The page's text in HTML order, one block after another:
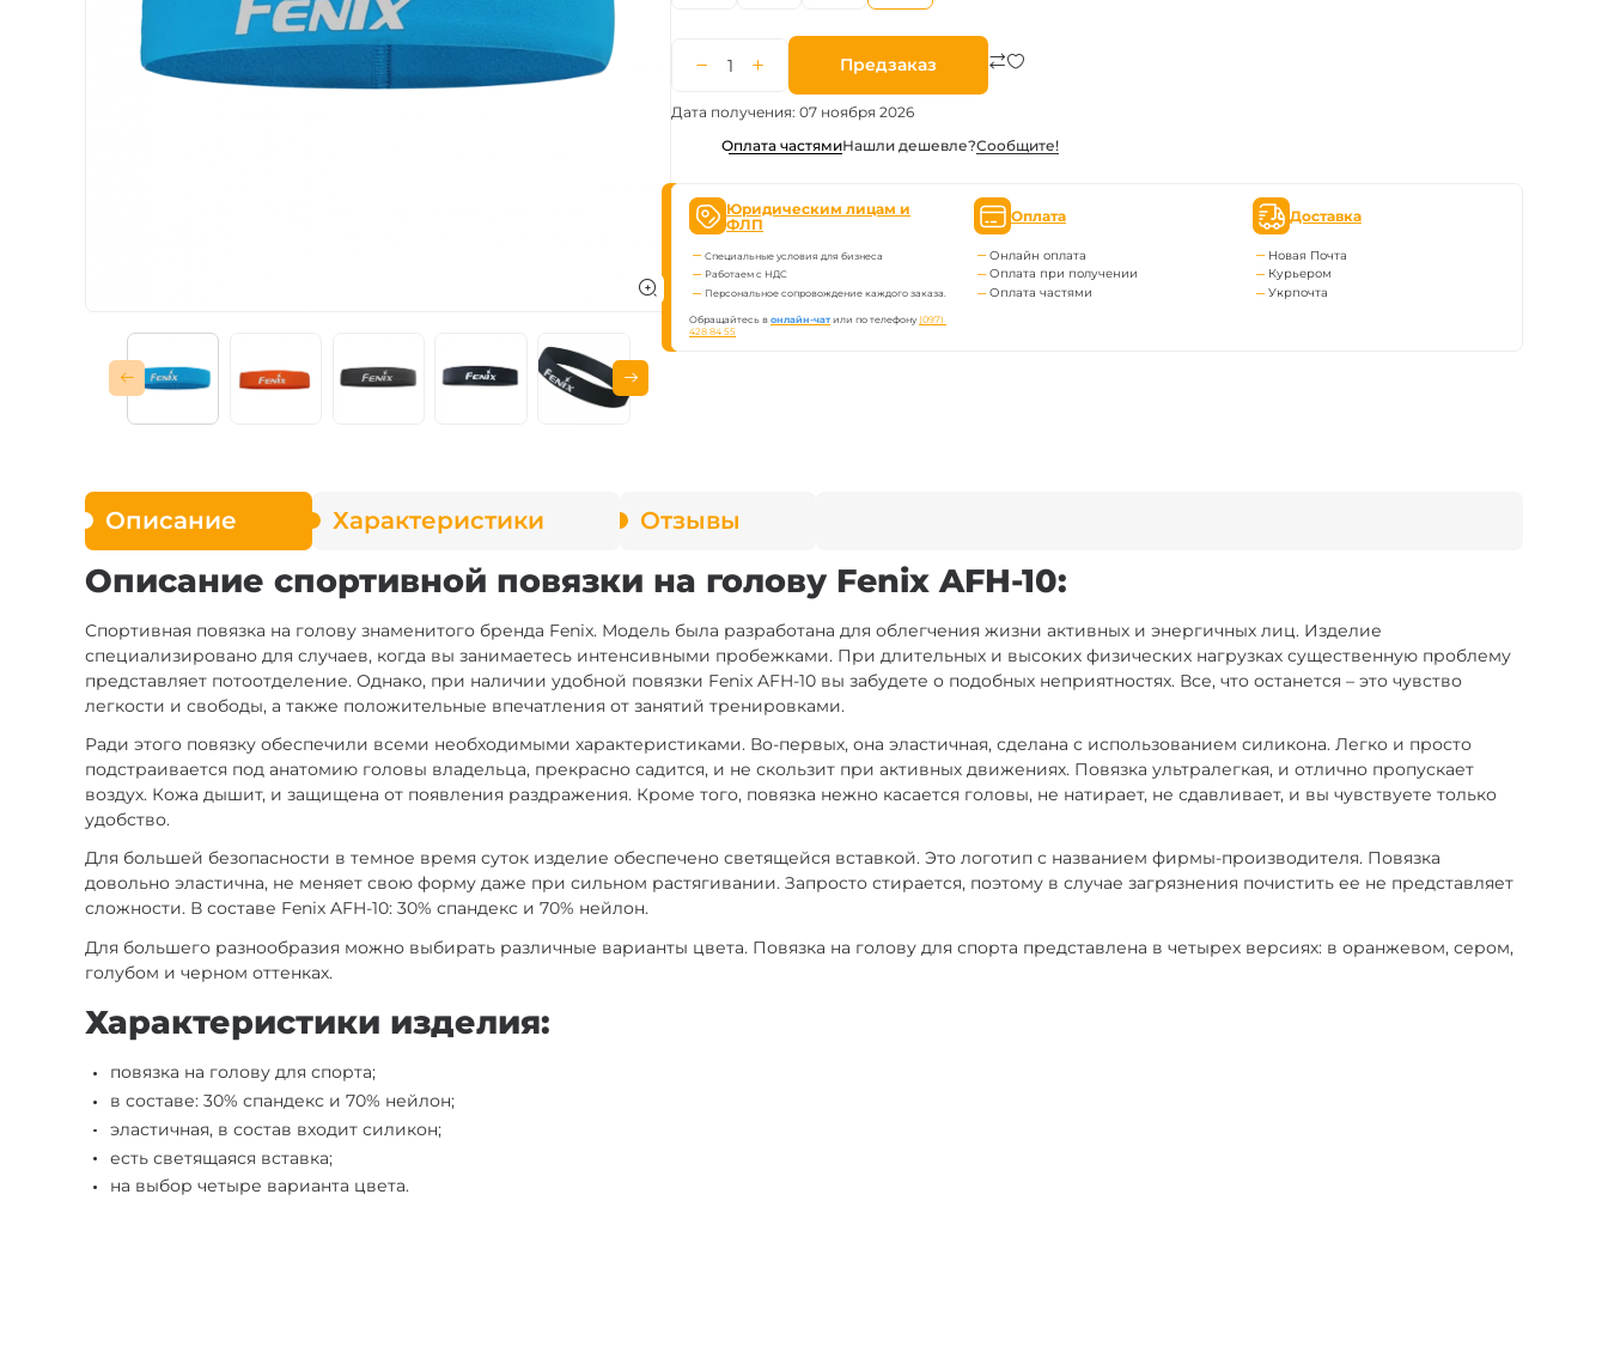
Зарядные устройства Fenix
Аксессуары для фонарей
Предзаказ
Дата получения: 07 ноября 2026
Оплата частямиНашли дешевле?Сообщите!
Юридическим лицам и
ФЛП
Специальные условия для бизнеса
Работаем с НДС
Персональное сопровождение каждого заказа.
Обращайтесь вонлайн-чатили по телефону(097)
428 84 55
Оплата
Онлайн оплата
Оплата при получении
Оплата частями
Доставка
Новая Почта
Курьером
Укрпочта
Описание Характеристики Отзывы
Описание спортивной повязки на голову Fenix AFH-10:
Спортивная повязка на голову знаменитого бренда Fenix. Модель была разработана для облегчения жизни активных и энергичных лиц. Изделие
специализировано для случаев, когда вы занимаетесь интенсивными пробежками. При длительных и высоких физических нагрузках существенную проблему
представляет потоотделение. Однако, при наличии удобной повязки Fenix AFH-10 вы забудете о подобных неприятностях. Все, что останется – это чувство
легкости и свободы, а также положительные впечатления от занятий тренировками.
Ради этого повязку обеспечили всеми необходимыми характеристиками. Во-первых, она эластичная, сделана с использованием силикона. Легко и просто
подстраивается под анатомию головы владельца, прекрасно садится, и не скользит при активных движениях. Повязка ультралегкая, и отлично пропускает
воздух. Кожа дышит, и защищена от появления раздражения. Кроме того, повязка нежно касается головы, не натирает, не сдавливает, и вы чувствуете только
удобство.
Для большей безопасности в темное время суток изделие обеспечено светящейся вставкой. Это логотип с названием фирмы-производителя. Повязка
довольно эластична, не меняет свою форму даже при сильном растягивании. Запросто стирается, поэтому в случае загрязнения почистить ее не представляет
сложности. В составе Fenix AFH-10: 30% спандекс и 70% нейлон.
Для большего разнообразия можно выбирать различные варианты цвета. Повязка на голову для спорта представлена в четырех версиях: в оранжевом, сером,
голубом и черном оттенках.
Характеристики изделия:
повязка на голову для спорта;
в составе: 30% спандекс и 70% нейлон;
эластичная, в состав входит силикон;
есть светящаяся вставка;
на выбор четыре варианта цвета.